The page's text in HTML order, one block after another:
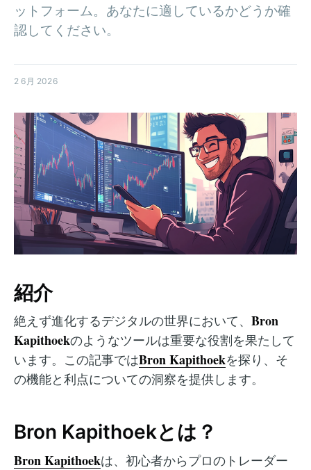
ットフォーム。あなたに適しているかどうか確
認してください。
2 6月 2026
紹介
絶えず進化するデジタルの世界において、 Bron
Kapithoekのようなツールは重要な役割を果たして
います。この記事ではBron Kapithoekを探り、そ
の機能と利点についての洞察を提供します。
Bron Kapithoekとは？
Bron Kapithoekは、初心者からプロのトレーダー